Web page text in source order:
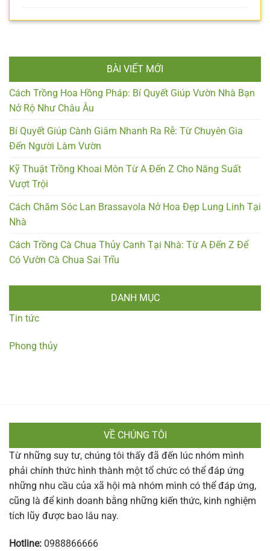
BÀI VIẾT MỚI
Cách Trồng Hoa Hồng Pháp: Bí Quyết Giúp Vườn Nhà Bạn
Nở Rộ Như Châu Âu
Bí Quyết Giúp Cành Giâm Nhanh Ra Rễ: Từ Chuyên Gia
Đến Người Làm Vườn
Kỹ Thuật Trồng Khoai Môn Từ A Đến Z Cho Năng Suất
Vượt Trội
Cách Chăm Sóc Lan Brassavola Nở Hoa Đẹp Lung Linh Tại
Nhà
Cách Trồng Cà Chua Thủy Canh Tại Nhà: Từ A Đến Z Để
Có Vườn Cà Chua Sai Trĩu
DANH MỤC
Tin tức
Phong thủy
VỀ CHÚNG TÔI
Từ những suy tư, chúng tôi thấy đã đến lúc nhóm mình
phải chính thức hình thành một tổ chức có thể đáp ứng
những nhu cầu của xã hội mà nhóm mình có thể đáp ứng,
cũng là để kinh doanh bằng những kiến thức, kinh nghiệm
tích lũy được bao lâu nay.
Hotline: 0988866666